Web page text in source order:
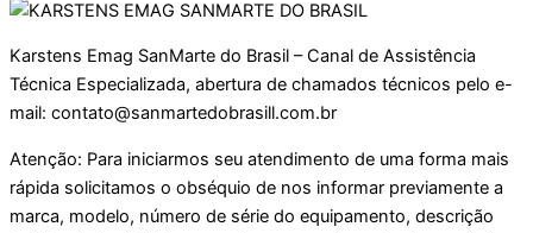
Karstens Emag SanMarte do Brasil – Canal de Assistência
Técnica Especializada, abertura de chamados técnicos pelo e-
mail: contato@sanmartedobrasill.com.br
Atenção: Para iniciarmos seu atendimento de uma forma mais
rápida solicitamos o obséquio de nos informar previamente a
marca, modelo, número de série do equipamento, descrição